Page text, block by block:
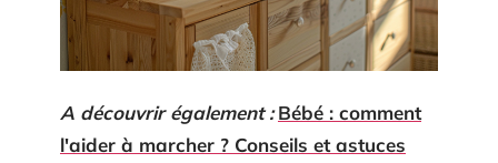
A découvrir également : Bébé : comment
l'aider à marcher ? Conseils et astuces